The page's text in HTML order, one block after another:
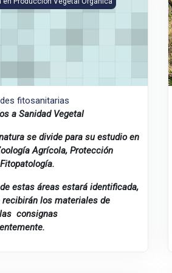
fitosanitarias
a Sanidad Vegetal
se divide para su estudio en
Agrícola, Protección
estas áreas estará identificada,
recibirán los materiales de
consignas